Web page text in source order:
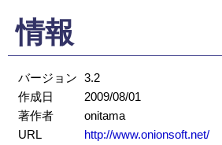
情報
バージョン 3.2
作成日
2009/08/01
著作者
onitama
URL
http://www.onionsoft.net/